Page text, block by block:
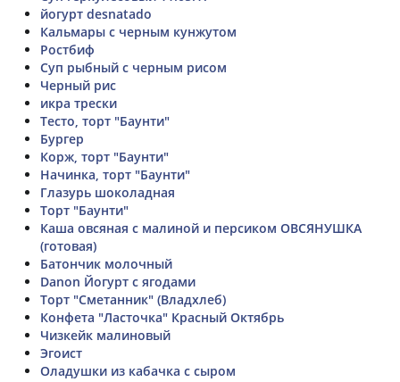
йогурт desnatado
Кальмары с черным кунжутом
Ростбиф
Суп рыбный с черным рисом
Черный рис
икра трески
Тесто, торт "Баунти"
Бургер
Корж, торт "Баунти"
Начинка, торт "Баунти"
Глазурь шоколадная
Торт "Баунти"
Каша овсяная с малиной и персиком ОВСЯНУШКА
(готовая)
Батончик молочный
Danon Йогурт с ягодами
Торт "Сметанник" (Владхлеб)
Конфета "Ласточка" Красный Октябрь
Чизкейк малиновый
Эгоист
Оладушки из кабачка с сыром